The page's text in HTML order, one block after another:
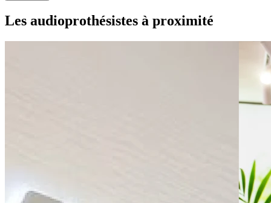
Les audioprothésistes à proximité